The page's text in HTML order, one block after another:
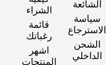
الشائعة
سياسة
الاسترجاع
الشحن
الداخلي
الشراء
قائمة
رغباتك
اشهر
المنتجات